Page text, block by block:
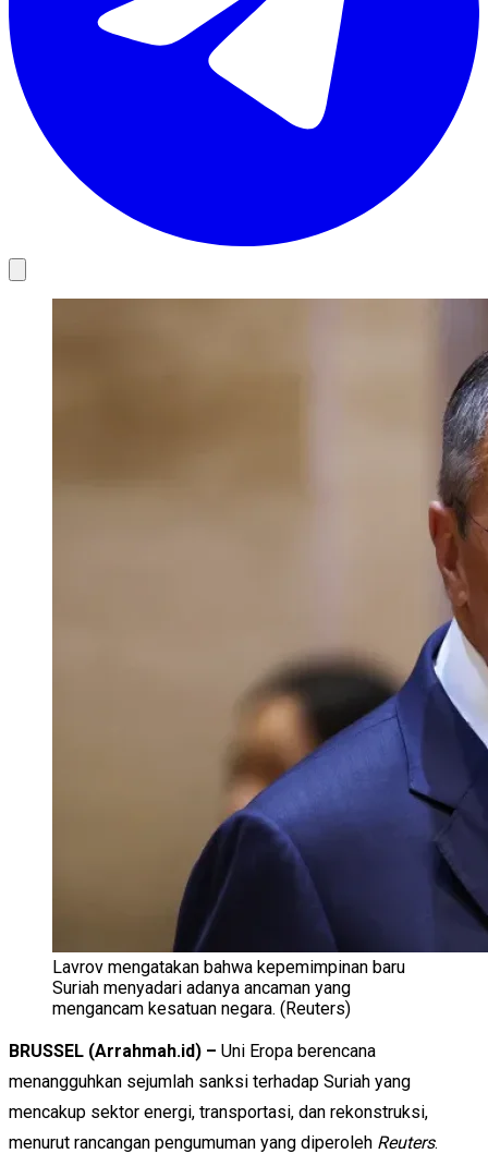
Lavrov mengatakan bahwa kepemimpinan baru
Suriah menyadari adanya ancaman yang
mengancam kesatuan negara. (Reuters)
BRUSSEL (Arrahmah.id) – Uni Eropa berencana
menangguhkan sejumlah sanksi terhadap Suriah yang
mencakup sektor energi, transportasi, dan rekonstruksi,
menurut rancangan pengumuman yang diperoleh Reuters.